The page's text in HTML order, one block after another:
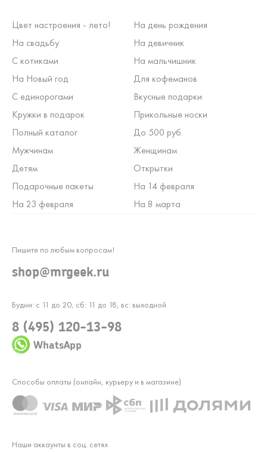
Цвет настроения - лето!
На день рождения
На свадьбу
На девичник
С котиками
На мальчишник
На Новый год
Для кофеманов
С единорогами
Вкусные подарки
Кружки в подарок
Прикольные носки
Полный каталог
До 500 руб.
Мужчинам
Женщинам
Детям
Открытки
Подарочные пакеты
На 14 февраля
На 23 февраля
На 8 марта
Будни: с 11 до 20, сб: 11 до 18, вс: выходной
8 (495) 120-13-98
WhatsApp
Пишите по любым вопросам!
shop@mrgeek.ru
Наши аккаунты в соц. сетях
Способы оплаты (онлайн, курьеру и в магазине)